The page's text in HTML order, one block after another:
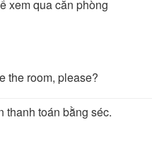
xem qua căn phòng
the room, please?
thanh toán bằng séc.